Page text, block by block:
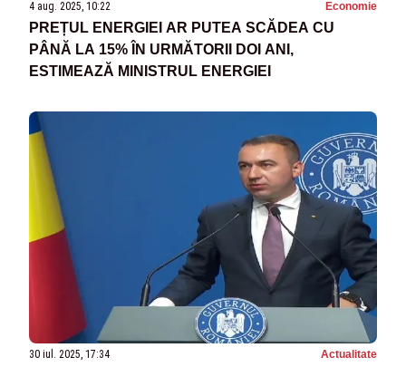
4 aug. 2025, 10:22 Economie
PREȚUL ENERGIEI AR PUTEA SCĂDEA CU
PÂNĂ LA 15% ÎN URMĂTORII DOI ANI,
ESTIMEAZĂ MINISTRUL ENERGIEI
30 iul. 2025, 17:34 Actualitate